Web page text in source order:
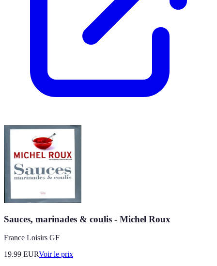
Sauces, marinades & coulis - Michel Roux
France Loisirs GF
19.99 EURVoir le prix